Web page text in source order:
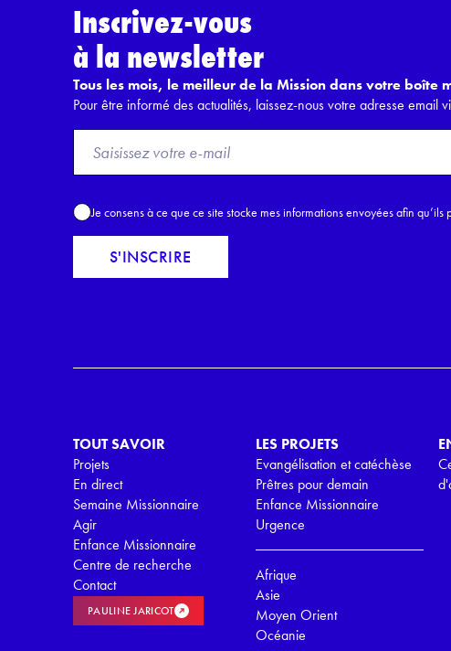
Inscrivez-vous
à la newsletter
Tous les mois, le meilleur de la Mission dans votre boîte
Pour être informé des actualités, laissez-nous votre adresse email
o
E
m
i
A
c
P
Je consens à ce que ce site stocke mes informations envoyées afin
S'INSCRIRE
TOUT SAVOIR
Projets
En direct
Semaine Missionnaire
Agir
Enfance Missionnaire
Centre de recherche
Contact
PAULINE JARICOT
LES PROJETS
Evangélisation et catéchèse
Prêtres pour demain
Enfance Missionnaire
Urgence
Afrique
Asie
Moyen Orient
Océanie